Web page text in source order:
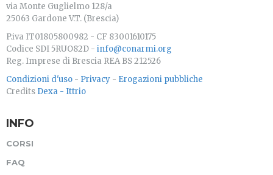
via Monte Guglielmo 128/a
25063 Gardone V.T. (Brescia)
P.iva IT01805800982 - CF 83001610175
Codice SDI 5RUO82D - info@conarmi.org
Reg. Imprese di Brescia REA BS 212526
Condizioni d'uso - Privacy - Erogazioni pubbliche
Credits Dexa - Ittrio
INFO
CORSI
FAQ